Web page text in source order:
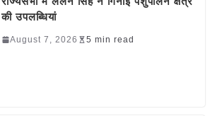
की उपलब्धियां
August 7, 2026 5 min read